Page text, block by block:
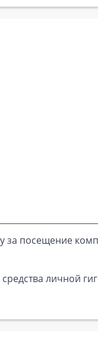
посещение
личной